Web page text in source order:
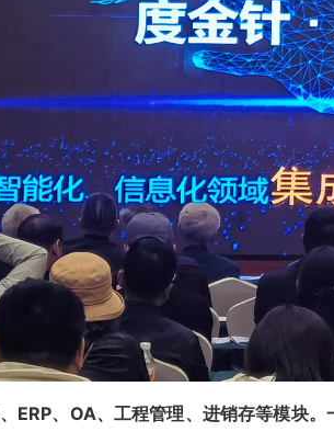
、ERP、 OA、 工程管理、 进销存等模块。